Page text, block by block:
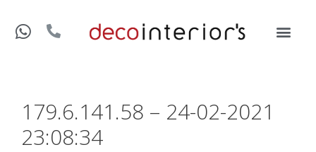
179.6.141.58 – 24-02-2021
23:08:34